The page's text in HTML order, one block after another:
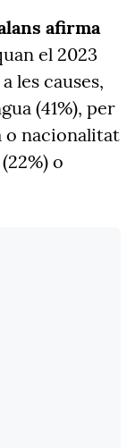
afirma
el 2023
les causes,
(41%), per
o nacionalitat
o